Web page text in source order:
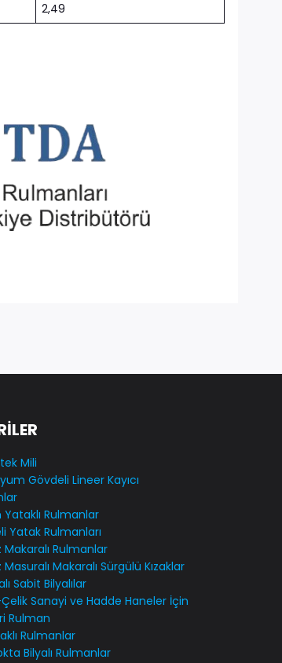
2,49
Mili
Gövdeli Lineer Kayıcı
Rulmanlar
Yatak Rulmanları
Rulmanlar
Makaralı Sürgülü Kızaklar
Sabit Bilyalılar
Sanayi ve Hadde Haneler İçin
Rulman
Rulmanlar
Bilyalı Rulmanlar